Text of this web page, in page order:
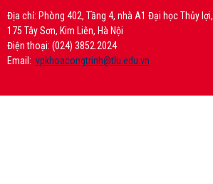
Địa chỉ: Phòng 402, Tầng 4, nhà A1 Đại học Thủy lợi,
175 Tây Sơn, Kim Liên, Hà Nội
Điện thoại: (024) 3852.2024
Email: vpkhoacongtrinh@tlu.edu.vn